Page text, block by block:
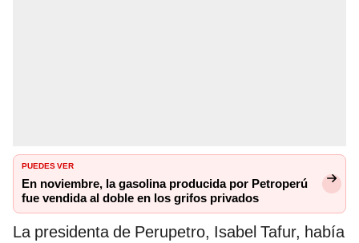
PUEDES VER
En noviembre, la gasolina producida por Petroperú
fue vendida al doble en los grifos privados
La presidenta de Perupetro, Isabel Tafur, había